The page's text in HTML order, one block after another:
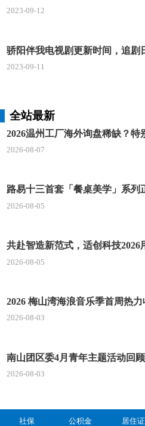
2023-09-12
2023-09-11
全站最新
2026-08-07
路易十三首套「餐桌美学」系列
2026-08-05
2026-08-05
2026-08-03
南山团区委4月青年主题活动回顾
2026-08-03
社保 公积金 居住证